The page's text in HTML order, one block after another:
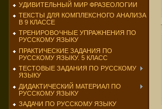
УДИВИТЕЛЬНЫЙ МИР ФРАЗЕОЛОГИИ
ТЕКСТЫ ДЛЯ КОМПЛЕКСНОГО АНАЛИЗА
В 9 КЛАССЕ
ТРЕНИРОВОЧНЫЕ УПРАЖНЕНИЯ ПО
РУССКОМУ ЯЗЫКУ
ПРАКТИЧЕСКИЕ ЗАДАНИЯ ПО
РУССКОМУ ЯЗЫКУ. 5 КЛАСС
ТЕСТОВЫЕ ЗАДАНИЯ ПО РУССКОМУ
ЯЗЫКУ
ДИДАКТИЧЕСКИЙ МАТЕРИАЛ ПО
РУССКОМУ ЯЗЫКУ
ЗАДАЧИ ПО РУССКОМУ ЯЗЫКУ